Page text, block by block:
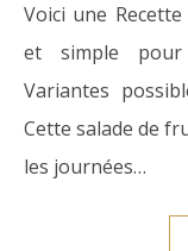
Voici une Recette de Salade de Fruits Rafraîchissante
et simple pour
Variantes
Cette salade de
les journées…